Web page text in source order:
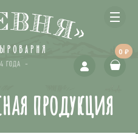
0 ₽
продукция